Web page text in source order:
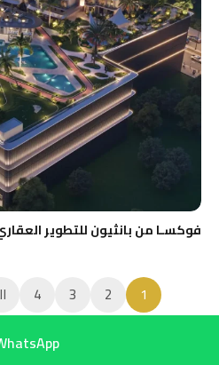
فوكسـا من بانثيون للتطوير
1
2
3
4